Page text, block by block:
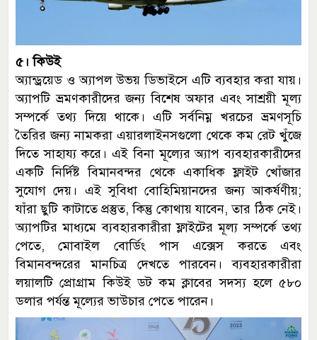
৫। কিউই
অ্যান্ড্রয়েড ও অ্যাপল উভয় ডিভাইসে এটি ব্যবহার করা যায়।
অ্যাপটি ভ্রমণকারীদের জন্য বিশেষ অফার এবং সাশ্রয়ী মূল্য
সম্পর্কে তথ্য দিয়ে থাকে। এটি সর্বনিম্ন খরচের ভ্রমণসূচি
তৈরির জন্য নামকরা এয়ারলাইনসগুলো থেকে কম রেট খুঁজে
দিতে সাহায্য করে। এই বিনা মূল্যের অ্যাপ ব্যবহারকারীদের
একটি নির্দিষ্ট বিমানবন্দর থেকে একাধিক ফ্লাইট খোঁজার
সুযোগ দেয়। এই সুবিধা বোহিমিয়ানদের জন্য আকর্ষণীয়;
যাঁরা ছুটি কাটাতে প্রস্তুত, কিন্তু কোথায় যাবেন, তার ঠিক নেই।
অ্যাপটির মাধ্যমে ব্যবহারকারীরা ফ্লাইটের মূল্য সম্পর্কে তথ্য
পেতে, মোবাইল বোর্ডিং পাস এক্সেস করতে এবং
বিমানবন্দরের মানচিত্র দেখতে পারবেন। ব্যবহারকারীরা
লয়ালটি প্রোগ্রাম কিউই ডট কম ক্লাবের সদস্য হলে ৫৮০
ডলার পর্যন্ত মূল্যের ভাউচার পেতে পারেন।